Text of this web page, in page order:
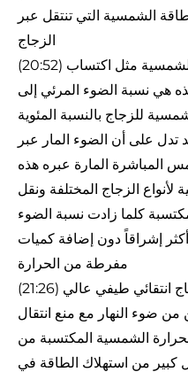
الشمسية التي تنتقل عبر
الزجاج
(20:52) أي الضوء المرئي مقابل الحرارة الشمسية مثل اكتساب
هي نسبة الضوء المرئي إلى
للزجاج بالنسبة المئوية
تدل على أن الضوء المار عبر
المباشرة المارة عبره هذه
لأنواع الزجاج المختلفة ونقل
كلما زادت نسبة الضوء
إشراقاً دون إضافة كميات
مفرطة من الحرارة
(21:26) التزجيج الانتقائي الطيفي هو زجاج انتقائي طيفي عالي
من ضوء النهار مع منع انتقال
الشمسية المكتسبة من
كبير من استهلاك الطاقة في